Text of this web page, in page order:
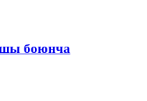
боюнча